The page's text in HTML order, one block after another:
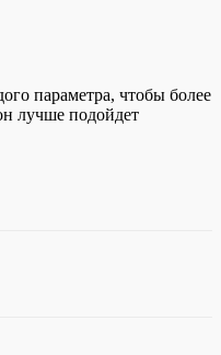
параметра, чтобы более
лучше подойдет